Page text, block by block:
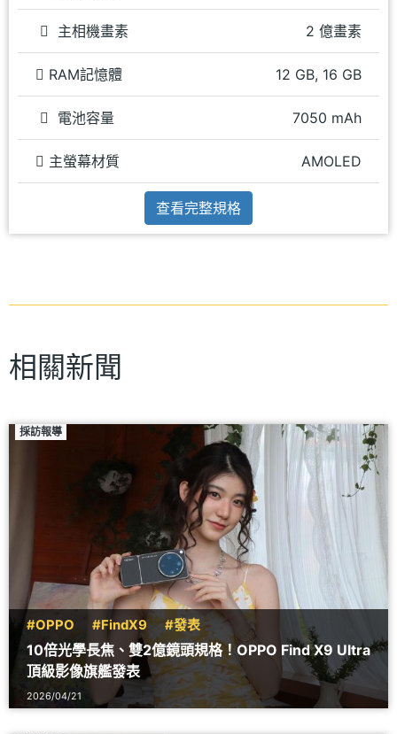
主相機畫素 2 億畫素
RAM記憶體 12 GB, 16 GB
電池容量 7050 mAh
主螢幕材質 AMOLED
查看完整規格
相關新聞
採訪報導
#OPPO #FindX9 #發表
10倍光學長焦、雙2億鏡頭規格！OPPO Find X9 Ultra
頂級影像旗艦發表
2026/04/21